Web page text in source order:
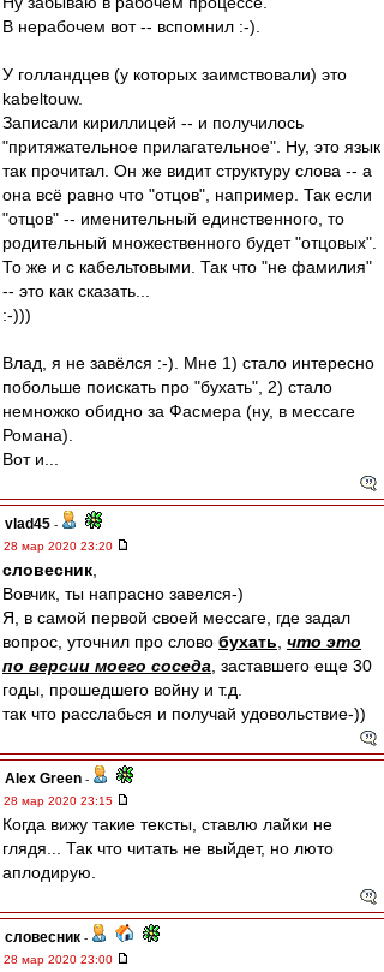
В нерабочем вот -- вспомнил :-).
У голландцев (у которых заимствовали) это
kabeltouw.
Записали кириллицей -- и получилось
"притяжательное прилагательное". Ну, это язык
так прочитал. Он же видит структуру слова -- а
она всё равно что "отцов", например. Так если
"отцов" -- именительный единственного, то
родительный множественного будет "отцовых".
То же и с кабельтовыми. Так что "не фамилия"
-- это как сказать...
:-)))
Влад, я не завёлся :-). Мне 1) стало интересно
побольше поискать про "бухать", 2) стало
немножко обидно за Фасмера (ну, в мессаге
Романа).
Вот и...
vlad45 -
28 мар 2020 23:20
словесник
Вовчик, ты напрасно завелся-)
Я, в самой первой своей мессаге, где задал
вопрос, уточнил про слово бухать что это
по версии моего соседа , заставшего еще 30
годы, прошедшего войну и т.д.
так что расслабься и получай удовольствие-))
Alex Green -
28 мар 2020 23:15
Когда вижу такие тексты, ставлю лайки не
глядя... Так что читать не выйдет, но люто
аплодирую.
словесник -
28 мар 2020 23:00